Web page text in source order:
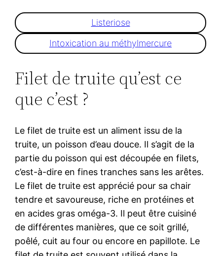
Listeriose
Intoxication au méthylmercure
Filet de truite qu’est ce
que c’est ?
Le filet de truite est un aliment issu de la
truite, un poisson d’eau douce. Il s’agit de la
partie du poisson qui est découpée en filets,
c’est-à-dire en fines tranches sans les arêtes.
Le filet de truite est apprécié pour sa chair
tendre et savoureuse, riche en protéines et
en acides gras oméga-3. Il peut être cuisiné
de différentes manières, que ce soit grillé,
poêlé, cuit au four ou encore en papillote. Le